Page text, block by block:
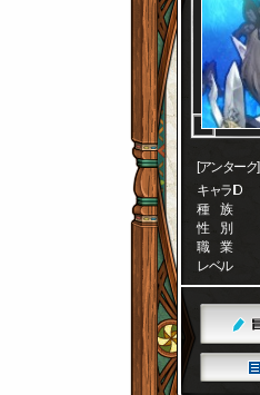
[アンターク]
キャラID
種 族
性 別
職 業
レベル